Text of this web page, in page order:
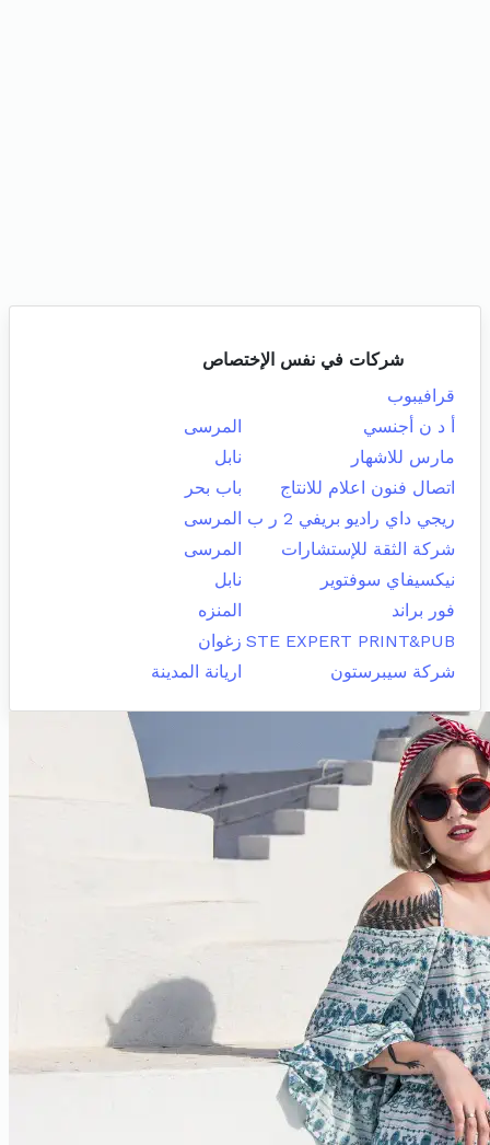
شركات في نفس الإختصاص
قرافيبوب
أ د ن أجنسي
المرسى
مارس للاشهار
نابل
اتصال فنون اعلام للانتاج
باب بحر
ريجي داي راديو بريفي 2 ر ب
المرسى
شركة الثقة للإستشارات
المرسى
نيكسيفاي سوفتوير
نابل
فور براند
المنزه
STE EXPERT PRINT&PUB زغوان
شركة سيبرستون
اريانة المدينة